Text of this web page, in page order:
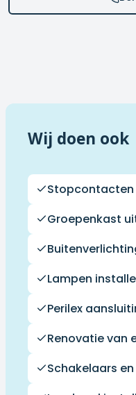
Wij doen ook
Stopcontacten
Groepenkast
Lampen
Perilex
Renovatie van
Schakelaars